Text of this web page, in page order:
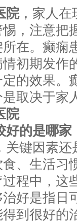
院，家人在
，注意把
在。癫痫
初期发作
的效果。
取决于家
院
好的是哪家
关键因素
、生活习
程中，这
好是指日
到很好的